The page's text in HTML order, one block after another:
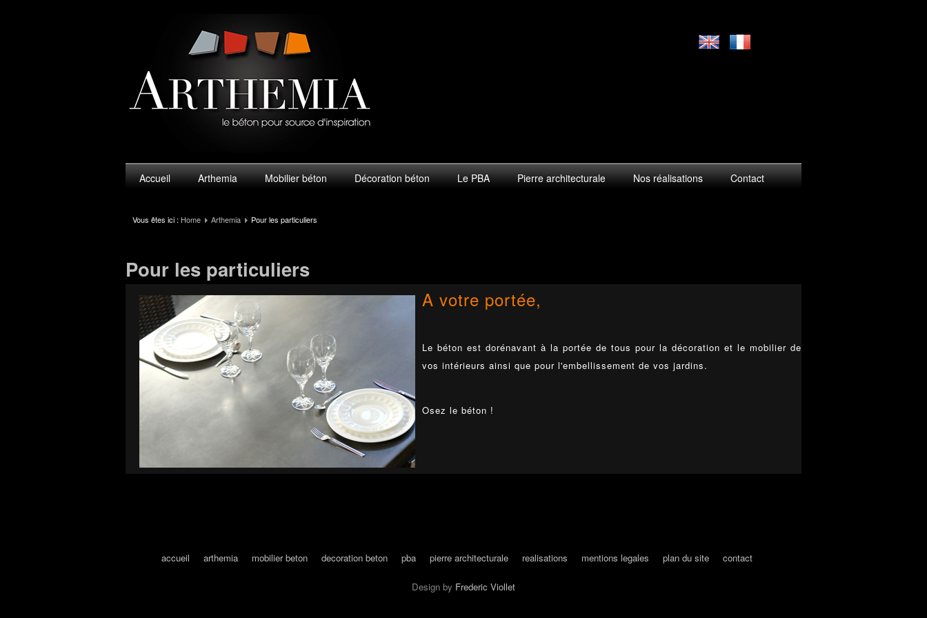
Accueil Arthemia Mobilier béton Décoration béton Le PBA Pierre architecturale Nos réalisations Contact
Vous êtes ici : Home Arthemia Pour les particuliers
Pour les particuliers
A votre portée,
Le béton est dorénavant à la portée de tous pour la décoration et le mobilier de
vos intérieurs ainsi que pour l'embellissement de vos jardins.
Osez le béton !
accueil arthemia mobilier beton decoration beton pba pierre architecturale realisations mentions legales plan du site contact
Design by Frederic Viollet